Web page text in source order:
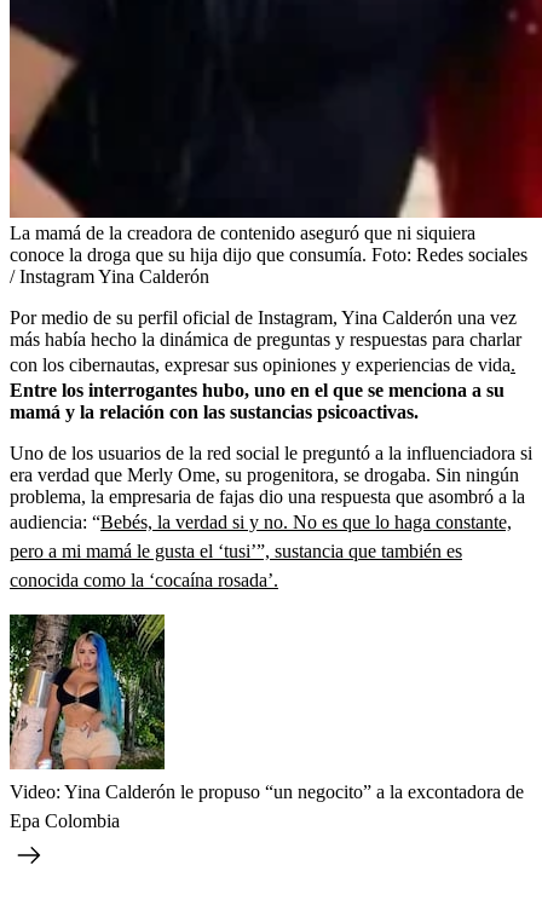
La mamá de la creadora de contenido aseguró que ni siquiera
conoce la droga que su hija dijo que consumía. Foto: Redes sociales
/ Instagram Yina Calderón
Por medio de su perfil oficial de Instagram, Yina Calderón una vez
más había hecho la dinámica de preguntas y respuestas para charlar
con los cibernautas, expresar sus opiniones y experiencias de vida.
Entre los interrogantes hubo, uno en el que se menciona a su
mamá y la relación con las sustancias psicoactivas.
Uno de los usuarios de la red social le preguntó a la influenciadora si
era verdad que Merly Ome, su progenitora, se drogaba. Sin ningún
problema, la empresaria de fajas dio una respuesta que asombró a la
audiencia: “Bebés, la verdad si y no. No es que lo haga constante,
pero a mi mamá le gusta el ‘tusi’”, sustancia que también es
conocida como la ‘cocaína rosada’.
Video: Yina Calderón le propuso “un negocito” a la excontadora de
Epa Colombia